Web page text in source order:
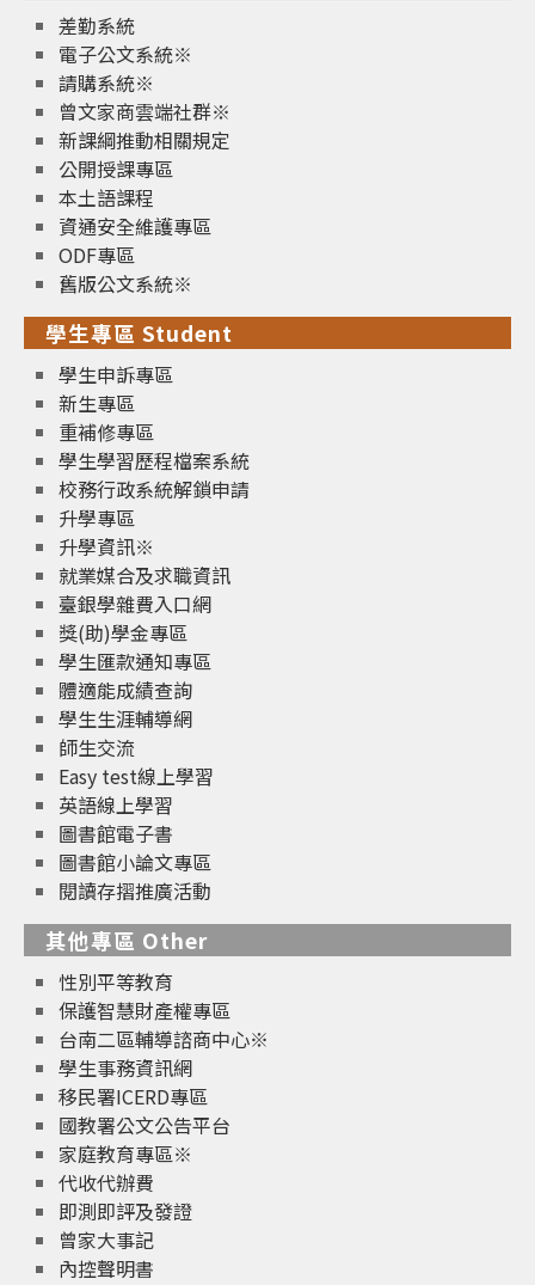
差勤系統
電子公文系統※
請購系統※
曾文家商雲端社群※
新課綱推動相關規定
公開授課專區
本土語課程
資通安全維護專區
ODF專區
舊版公文系統※
學生專區 Student
學生申訴專區
新生專區
重補修專區
學生學習歷程檔案系統
校務行政系統解鎖申請
升學專區
升學資訊※
就業媒合及求職資訊
臺銀學雜費入口網
獎(助)學金專區
學生匯款通知專區
體適能成績查詢
學生生涯輔導網
師生交流
Easy test線上學習
英語線上學習
圖書館電子書
圖書館小論文專區
閱讀存摺推廣活動
其他專區 Other
性別平等教育
保護智慧財產權專區
台南二區輔導諮商中心※
學生事務資訊網
移民署ICERD專區
國教署公文公告平台
家庭教育專區※
代收代辦費
即測即評及發證
曾家大事記
內控聲明書